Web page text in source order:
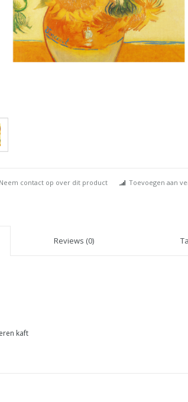
Neem contact op over dit product Toevoegen aan
Reviews (0)
kaft